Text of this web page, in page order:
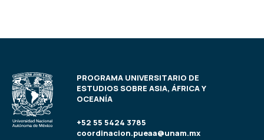
PROGRAMA UNIVERSITARIO DE
ESTUDIOS SOBRE ASIA, ÁFRICA Y
OCEANÍA
+52 55 5424 3785
coordinacion.pueaa@unam.mx